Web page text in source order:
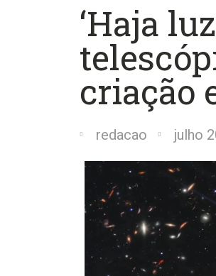
‘Haja
criação
redacao julho